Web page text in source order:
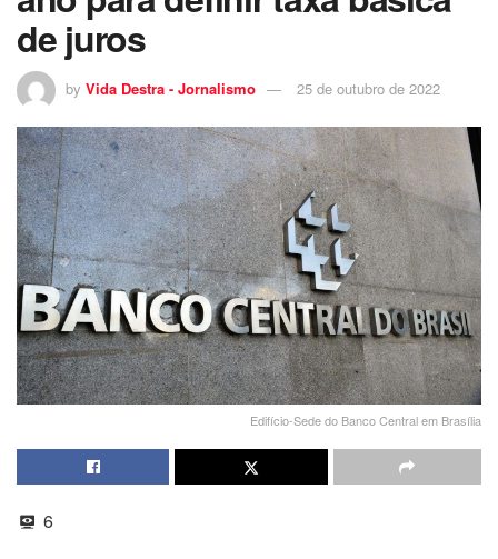
de juros
by Vida Destra - Jornalismo 25 de outubro de 2022
Edifício-Sede do Banco Central em Brasília
6